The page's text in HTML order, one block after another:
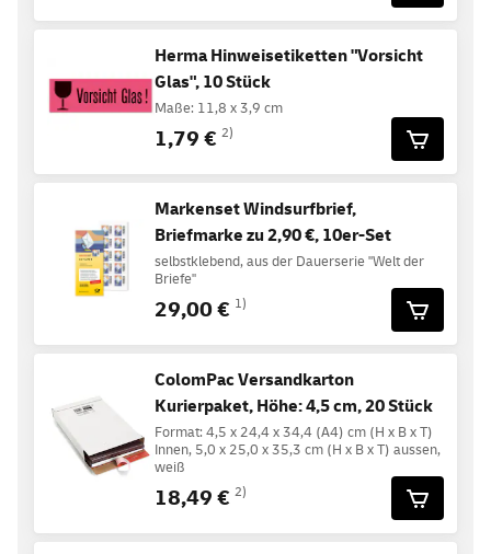
Herma Hinweisetiketten "Vorsicht
Glas", 10 Stück
Maße: 11,8 x 3,9 cm
1,79 € 2)
Markenset Windsurfbrief,
Briefmarke zu 2,90 €, 10er-Set
selbstklebend, aus der Dauerserie "Welt der
Briefe"
29,00 € 1)
ColomPac Versandkarton
Kurierpaket, Höhe: 4,5 cm, 20 Stück
Format: 4,5 x 24,4 x 34,4 (A4) cm (H x B x T)
Innen, 5,0 x 25,0 x 35,3 cm (H x B x T) aussen,
weiß
18,49 € 2)